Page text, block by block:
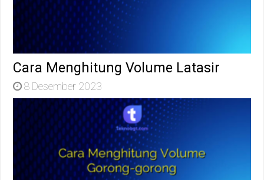
Cara Menghitung Volume Latasir
8 Desember 2023